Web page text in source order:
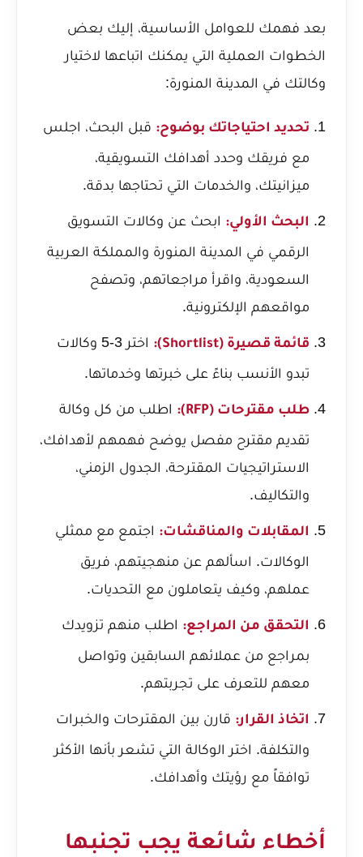
بعد فهمك للعوامل الأساسية، إليك بعض
الخطوات العملية التي يمكنك اتباعها لاختيار
وكالتك في المدينة المنورة:
تحديد احتياجاتك بوضوح: قبل البحث، اجلس
مع فريقك وحدد أهدافك التسويقية،
ميزانيتك، والخدمات التي تحتاجها بدقة.
البحث الأولي: ابحث عن وكالات التسويق
الرقمي في المدينة المنورة والمملكة العربية
السعودية، واقرأ مراجعاتهم، وتصفح
مواقعهم الإلكترونية.
قائمة قصيرة (Shortlist):
اختر 3-5 وكالات
تبدو الأنسب بناءً على خبرتها وخدماتها.
طلب مقترحات (RFP):
اطلب من كل وكالة
تقديم مقترح مفصل يوضح فهمهم لأهدافك،
الاستراتيجيات المقترحة، الجدول الزمني،
والتكاليف.
المقابلات والمناقشات: اجتمع مع ممثلي
الوكالات. اسألهم عن منهجيتهم، فريق
عملهم، وكيف يتعاملون مع التحديات.
التحقق من المراجع: اطلب منهم تزويدك
بمراجع من عملائهم السابقين وتواصل
معهم للتعرف على تجربتهم.
اتخاذ القرار: قارن بين المقترحات والخبرات
والتكلفة. اختر الوكالة التي تشعر بأنها الأكثر
توافقاً مع رؤيتك وأهدافك.
أخطاء شائعة يجب تجنبها